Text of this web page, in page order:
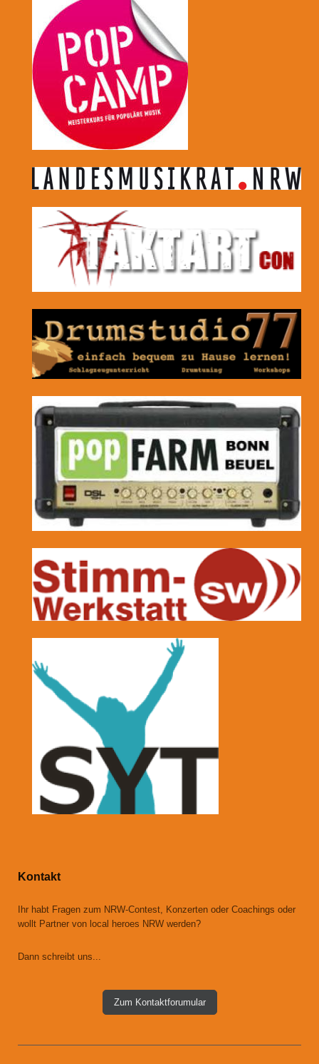
Kontakt
Ihr habt Fragen zum NRW-Contest, Konzerten oder Coachings oder
wollt Partner von local heroes NRW werden?
Dann schreibt uns...
Zum Kontaktforumular